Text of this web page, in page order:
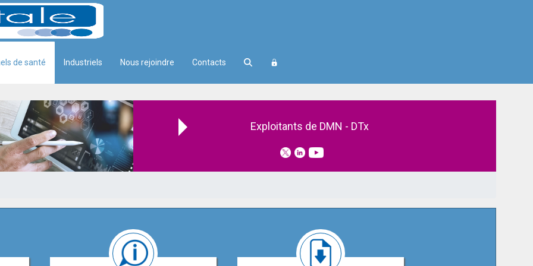
de santé Industriels Nous rejoindre Contacts
Exploitants de DMN - DTx